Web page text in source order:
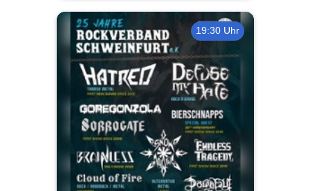
19:30 Uhr